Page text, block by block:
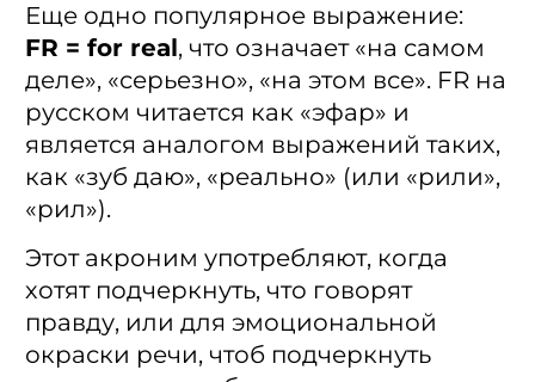
Еще одно популярное выражение:
FR = for real, что означает «на самом
деле», «серьезно», «на этом все». FR на
русском читается как «эфар» и
является аналогом выражений таких,
как «зуб даю», «реально» (или «рили»,
«рил»).
Этот акроним употребляют, когда
хотят подчеркнуть, что говорят
правду, или для эмоциональной
окраски речи, чтоб подчеркнуть